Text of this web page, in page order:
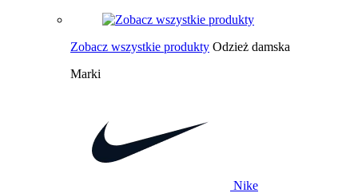
Zobacz wszystkie produkty Odzież damska
Marki
Nike